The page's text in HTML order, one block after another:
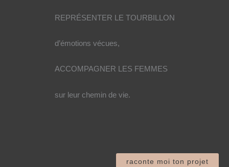
REPRÉSENTER LE TOURBILLON
d’émotions vécues,
ACCOMPAGNER LES FEMMES
sur leur chemin de vie.
raconte moi ton projet